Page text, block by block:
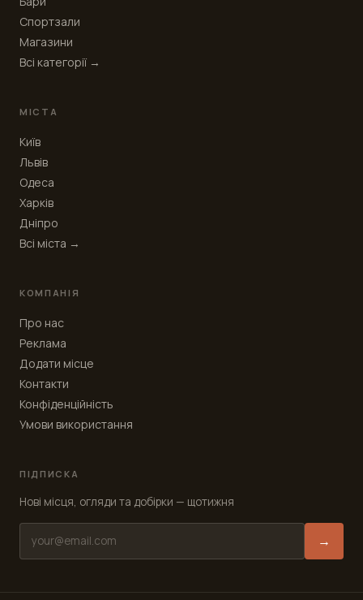
Спортзали
Магазини
Всі категорії →
МІСТА
Київ
Львів
Одеса
Харків
Дніпро
Всі міста →
КОМПАНІЯ
Про нас
Реклама
Додати місце
Контакти
Конфіденційність
Умови використання
ПІДПИСКА
Нові місця, огляди та добірки — щотижня
→